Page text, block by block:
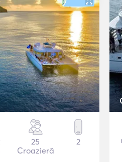
25
Croazieră
2